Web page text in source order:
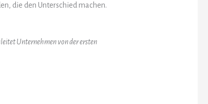
die den Unterschied machen.
Unternehmen von der ersten